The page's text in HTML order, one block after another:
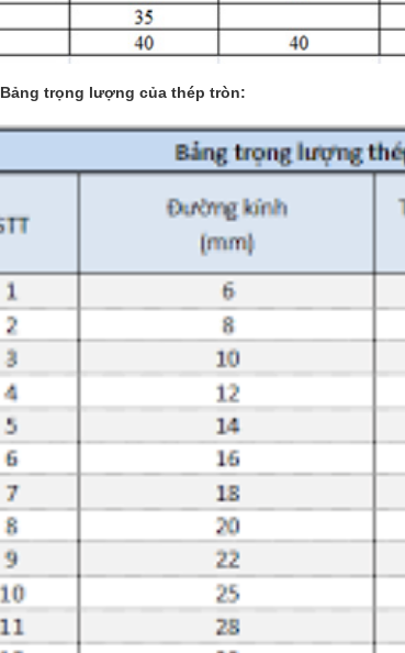
Bảng trọng lượng của thép tròn: